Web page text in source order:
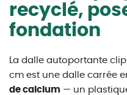
recyclé,
fondation
La dalle autoportante
cm est une dalle carrée
de calcium — un